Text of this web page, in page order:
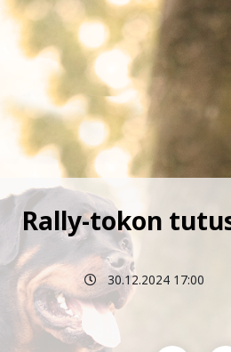
Rally-tokon
30.12.2024 17:00